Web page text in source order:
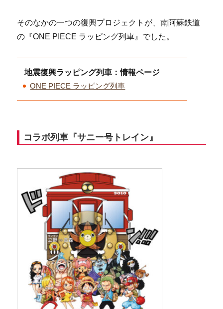
そのなかの一つの復興プロジェクトが、南阿蘇鉄道
の『ONE PIECE ラッピング列車』でした。
地震復興ラッピング列車：情報ページ
ONE PIECE ラッピング列車
コラボ列車『サニー号トレイン』